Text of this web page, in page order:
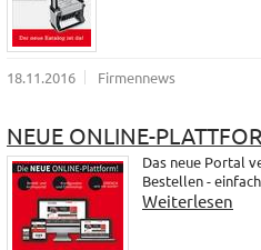
18.11.2016 Firmennews
NEUE ONLINE-
Das neue Portal
Bestellen -
Weiterlesen